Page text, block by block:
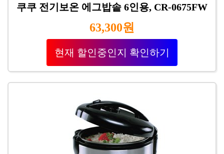
쿠쿠 전기보온 에그밥솥 6인용, CR-0675FW
63,300원
현재 할인중인지 확인하기